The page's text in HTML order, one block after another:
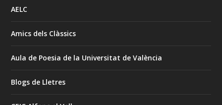
AELC
Amics dels Clàssics
Aula de Poesia de la Universitat de València
Blogs de Lletres